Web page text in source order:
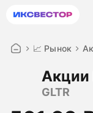
Акция:
📈 Рынок
Акции
GLTR